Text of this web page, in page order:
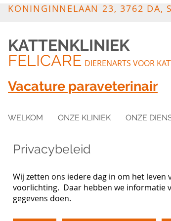
KONINGINNELAAN 23, 3762 DA,
KATTENKLINIEK
FELICARE DIERENARTS VOOR
Vacature paraveterinair
WELKOM ONZE KLINIEK ONZE
Privacybeleid
Wij zetten ons iedere dag in om het
voorlichting. Daar hebben we informatie
gegevens doen.